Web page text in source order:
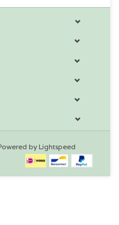
by Lightspeed